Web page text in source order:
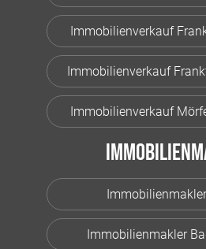
Immobilienverkauf
Immobilienverkauf
Immobilienverkauf
Immobilienmakler